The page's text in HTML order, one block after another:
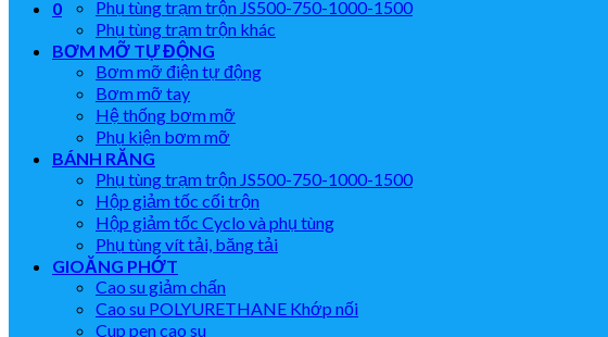
0
Phụ tùng trạm trộn JS500-750-1000-1500
Phụ tùng trạm trộn khác
BƠM MỠ TỰ ĐỘNG
Bơm mỡ điện tự động
Bơm mỡ tay
Hệ thống bơm mỡ
Phụ kiện bơm mỡ
BÁNH RĂNG
Phụ tùng trạm trộn JS500-750-1000-1500
Hộp giảm tốc cối trộn
Hộp giảm tốc Cyclo và phụ tùng
Phụ tùng vít tải, băng tải
GIOĂNG PHỚT
Cao su giảm chấn
Cao su POLYURETHANE Khớp nối
Cup pen cao su